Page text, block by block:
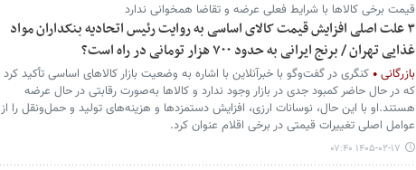
قیمت برخی کالاها با شرایط فعلی عرضه و تقاضا همخوانی ندارد
۳ علت اصلی افزایش قیمت کالای اساسی به روایت رئیس اتحادیه بنکداران مواد
غذایی تهران / برنج ایرانی به حدود ۷۰۰ هزار تومانی در راه است؟
بازرگانی
کنگری در گفت‌وگو با خبرآنلاین با اشاره به وضعیت بازار کالاهای اساسی تأکید کرد
که در حال حاضر کمبود جدی در بازار وجود ندارد و کالاها به‌صورت رقابتی در حال عرضه
هستند.او با این حال، نوسانات ارزی، افزایش دستمزدها و هزینه‌های تولید و حمل‌ونقل را از
عوامل اصلی تغییرات قیمتی در برخی اقلام عنوان کرد.
۱۴۰۵-۰۲-۱۷ ۰۷:۴۰